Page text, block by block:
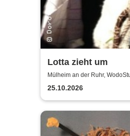
Lotta zieht um
Mülheim an der Ruhr,
Ringlokschuppen Ruhr
25.10.2026